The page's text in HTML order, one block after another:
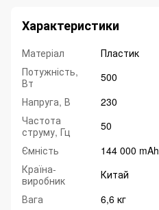
Характеристики
Матеріал
Пластик
Потужність,
Вт
500
Напруга, В
230
Частота
струму, Гц
50
Ємність
144 000 mAh
Країна-
виробник
Китай
Вага
6,6 кг